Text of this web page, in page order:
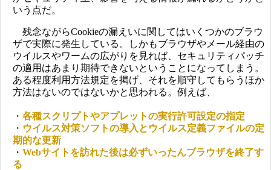
いう点だ。
残念ながらCookieの漏えいに関してはいくつかのブラウ
ザで実際に発生している。しかもブラウザやメール経由の
ウイルスやワームの広がりを見れば、セキュリティパッチ
の適用はあまり期待できないということになってしまう。
ある程度利用方法規定を掲げ、それを順守してもらうほか
方法はないのではないかと思われる。例えば、
・ 各種スクリプトやアプレットの実行許可設定の指定
・ ウイルス対策ソフトの導入とウイルス定義ファイルの定
期的な更新
・ Webサイトを訪れた後は必ずいったんブラウザを終了す
る